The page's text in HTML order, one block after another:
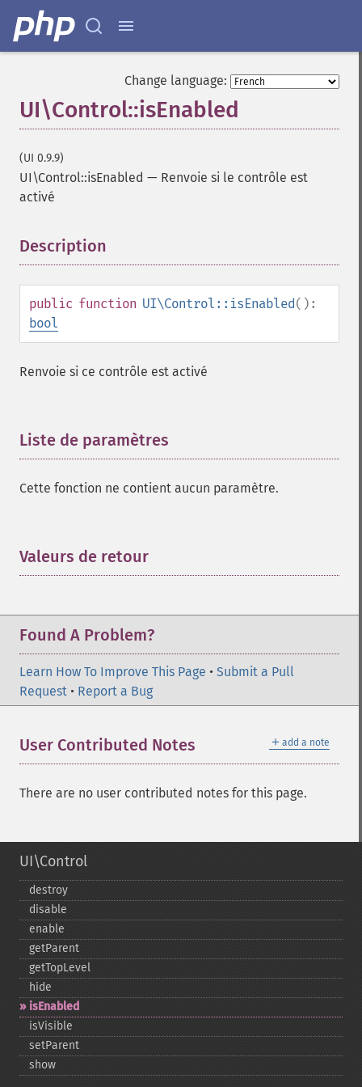
Change language:
UI\Control::isEnabled
(UI 0.9.9)
UI\Control::isEnabled — Renvoie si le contrôle est
activé
Description
public function UI\Control::isEnabled():
bool
Renvoie si ce contrôle est activé
Liste de paramètres
Cette fonction ne contient aucun paramètre.
Valeurs de retour
Found A Problem?
Learn How To Improve This Page • Submit a Pull
Request • Report a Bug
＋ add a note
User Contributed Notes
There are no user contributed notes for this page.
UI\Control
destroy
disable
enable
getParent
getTopLevel
hide
isEnabled
isVisible
setParent
show